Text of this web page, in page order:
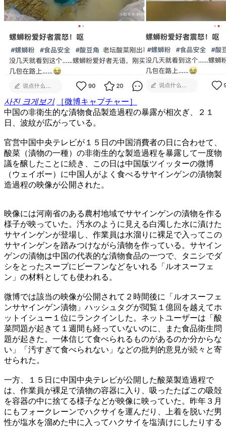
사진 크게보기
［微博キャプチャー］
中国の非衛生的な漬物食品製造過程の暴露が相次ぎ、２１
日、波紋が広がっている。
官営中国中央テレビが１５日の中国消費者の日に合わせて、
酸菜（漬物の一種）の非衛生的な製造過程を暴露して一度物
議を醸したことに続き、この日は中国版ツイッターの微博
（ウェイボー）に中国人がよく食べるサヤインゲンの漬物製
造過程の映像が公開された。
映像には河南省のある農村地域でサヤインゲンの漬物を作る
様子が映っていた。汚水のように見える白濁した水に漬けた
サヤインゲンが登場し、作業員は水溜りに裸足で入ってこの
サヤインゲンを踏みつけながら漬物を作っている。サヤイン
ゲンの漬物は中国の代表的な漬物食品の一つで、タニシでダ
シをとったスープにビーフンなどをいれる「ルオスーフェ
ン」の材料としても使われる。
微博では該当の映像が公開されて２時間後に「ルオスーフェ
ンサヤインゲン漬物」ハッシュタグが閲覧１億回を越えてホ
ットイシュー１位にランクインした。ネットユーザーは「酸
菜問題が起きて１週間も経っていないのに、また食品衛生問
題が起きた。一体信じて食べられるものがあるのか分からな
い」「汚すぎて食べられない」などの批判的意見が続々と寄
せられた。
一方、１５日に中国中央テレビが公開した酸菜製造過程で
は、作業員が裸足で漬物の容器に入り、吸ったたばこの吸殻
を容器の中に捨てる様子などが映像に映っていた。昨年３月
にもフォークレーンでハクサイを運んだり、上着を脱いだ男
性が塩水を溜めた中に入ってハクサイを塩漬けにしたりする